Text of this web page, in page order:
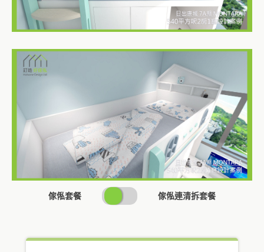
傢俬套餐
SWITCH
PRICING
傢俬連清拆套餐